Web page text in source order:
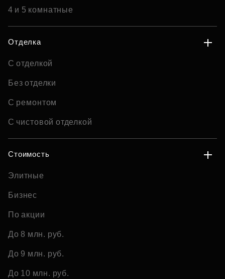
4 и 5 комнатные
Отделка
С отделкой
Без отделки
С ремонтом
С чистовой отделкой
Стоимость
Элитные
Бизнес
По акции
До 8 млн. руб.
До 9 млн. руб.
До 10 млн. руб.